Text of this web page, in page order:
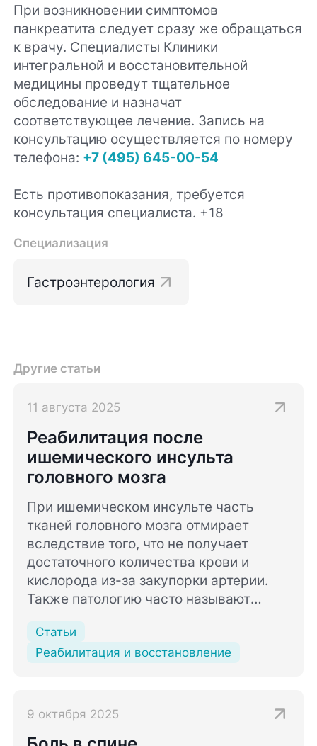
При возникновении симптомов
панкреатита следует сразу же обращаться
к врачу. Специалисты Клиники
интегральной и восстановительной
медицины проведут тщательное
обследование и назначат
соответствующее лечение. Запись на
консультацию осуществляется по номеру
телефона: +7 (495) 645-00-54
Есть противопоказания, требуется
консультация специалиста. +18
Специализация
Гастроэнтерология
Другие статьи
11 августа 2025
Реабилитация после
ишемического инсульта
головного мозга
При ишемическом инсульте часть
тканей головного мозга отмирает
вследствие того, что не получает
достаточного количества крови и
кислорода из-за закупорки артерии.
Также патологию часто называют
Статьи
Реабилитация и восстановление
9 октября 2025